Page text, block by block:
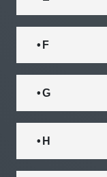
• F
• G
• H